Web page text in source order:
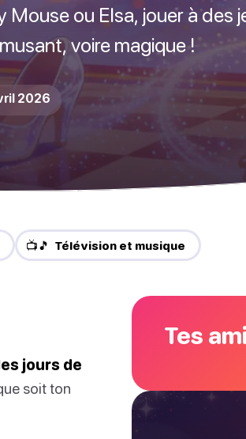
ou Elsa, jouer à des
voire magique !
2026
📺🎵 Télévision et musique
jours de
soit ton
Tes